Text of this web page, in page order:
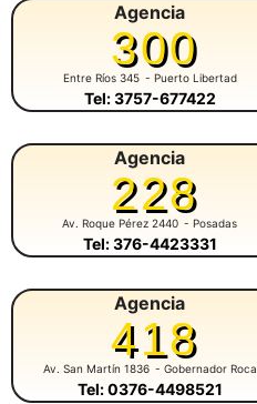
Agencia
300
Entre Ríos 345 - Puerto Libertad
Tel: 3757-677422
Agencia
228
Av. Roque Pérez 2440 - Posadas
Tel: 376-4423331
Agencia
418
Av. San Martín 1836 - Gobernador Roca
Tel: 0376-4498521